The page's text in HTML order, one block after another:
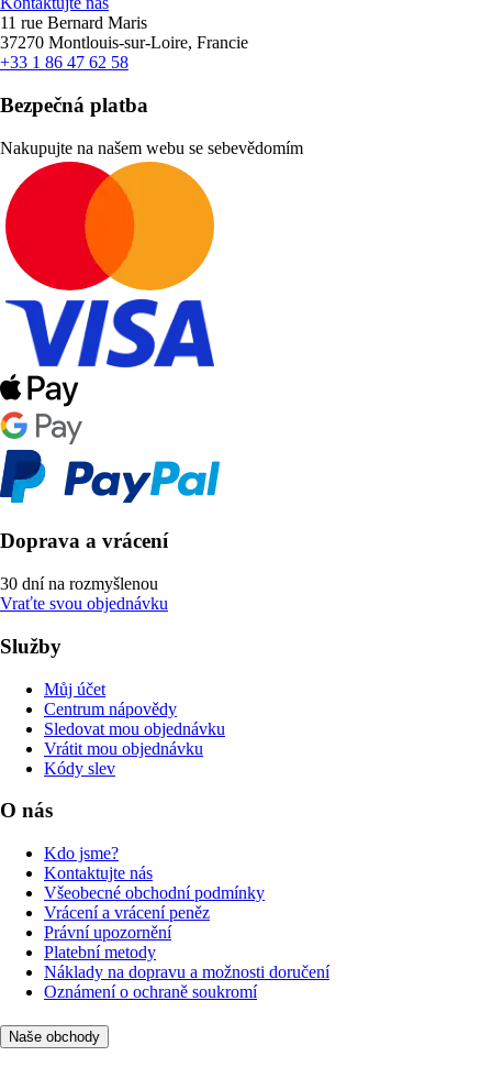
11 rue Bernard Maris
37270 Montlouis-sur-Loire, Francie
+33 1 86 47 62 58
Bezpečná platba
Nakupujte na našem webu se sebevědomím
Doprava a vrácení
30 dní na rozmyšlenou
Vraťte svou objednávku
Služby
Můj účet
Centrum nápovědy
Sledovat mou objednávku
Vrátit mou objednávku
Kódy slev
O nás
Kdo jsme?
Kontaktujte nás
Všeobecné obchodní podmínky
Vrácení a vrácení peněz
Právní upozornění
Platební metody
Náklady na dopravu a možnosti doručení
Oznámení o ochraně soukromí
Naše obchody